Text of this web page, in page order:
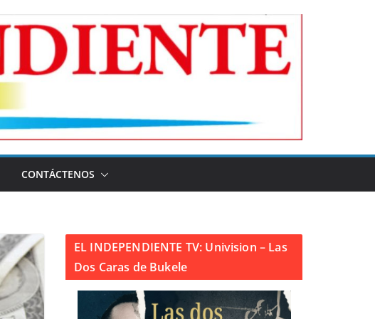
CONTÁCTENOS
EL INDEPENDIENTE TV: Univision – Las
Dos Caras de Bukele